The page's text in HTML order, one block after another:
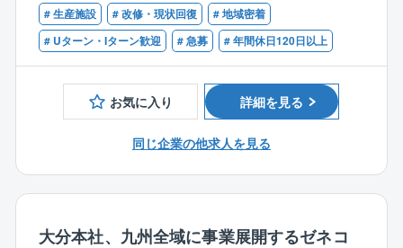
▼業務内容
産業プラント設備における空調・電気設備・建築など
のエンジニアリング（計画/設計/施工/保守サービス）
をトータルで手がけている部署です。
今回ご入社の方には、工事の工程や品質・安全などの
施工計画及び監督業務や関係各所との調整、管理を中
心に行っていただきます。
【具体的には】
・産業プラント設備における空調・衛生設備、電気設
┗設計図書と照合し、設計図通りに、施工が実施さ
【歓迎（WANT）】
・一級、二級管工事、電気工事施工管理技士の資格を
お持ちの方、
または、その資格取得を目指されている方
# 生産施設 # 改修・現状回復
# 地域密着
# Uターン・Iターン歓迎
# 急募 # 年間休日120日以上
お気に入り 詳細を見る
同じ企業の他求人を見る
大分本社、九州全域に事業展開するゼネコ